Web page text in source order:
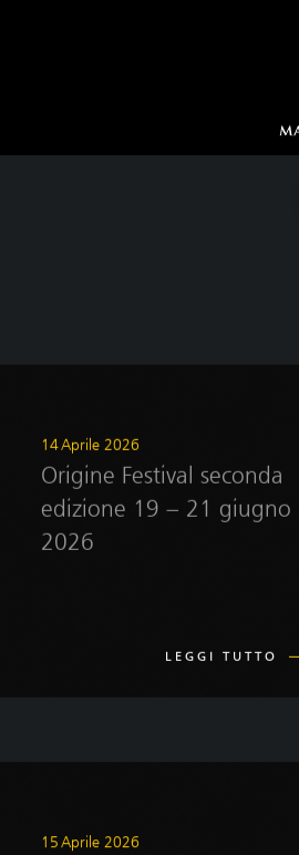
14 Aprile 2026
Origine Festival seconda
edizione 19 – 21 giugno
2026
LEGGI TUTTO
15 Aprile 2026